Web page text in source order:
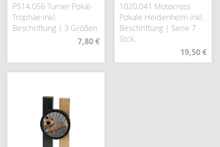
P514.056 Turner Pokal-
Trophäe inkl.
Beschriftung | 3 Größen
7,80 €
1020.041 Motocross
Pokale Heidenheim inkl.
Beschriftung | Serie 7
Stck.
19,50 €